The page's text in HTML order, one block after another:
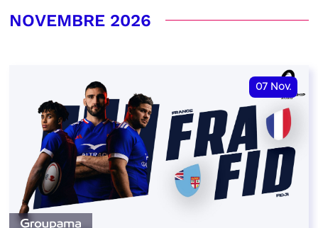
NOVEMBRE 2026
07 Nov.